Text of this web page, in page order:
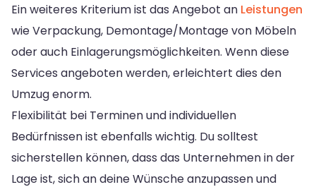
Ein weiteres Kriterium ist das Angebot an Leistungen
wie Verpackung, Demontage/Montage von Möbeln
oder auch Einlagerungsmöglichkeiten. Wenn diese
Services angeboten werden, erleichtert dies den
Umzug enorm.
Flexibilität bei Terminen und individuellen
Bedürfnissen ist ebenfalls wichtig. Du solltest
sicherstellen können, dass das Unternehmen in der
Lage ist, sich an deine Wünsche anzupassen und